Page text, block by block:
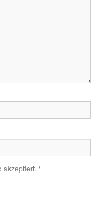
akzeptiert. *